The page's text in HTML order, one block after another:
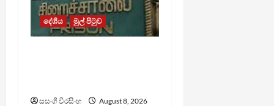
දේශීය මුල් පිටුව
සසංගි වීරසිංහ
August 8, 2026